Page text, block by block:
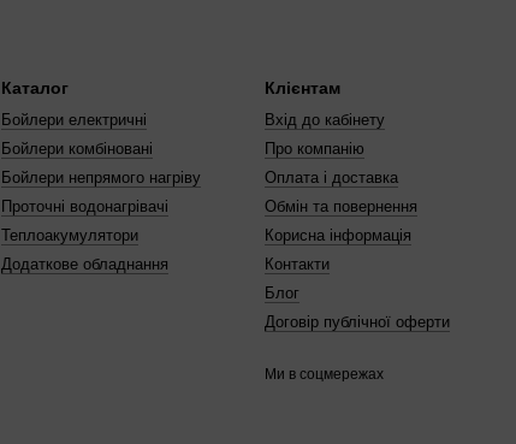
Каталог
Бойлери електричні
Бойлери комбіновані
Бойлери непрямого нагріву
Проточні водонагрівачі
Теплоакумулятори
Додаткове обладнання
Клієнтам
Вхід до кабінету
Про компанію
Оплата і доставка
Обмін та повернення
Корисна інформація
Контакти
Блог
Договір публічної оферти
Ми в соцмережах